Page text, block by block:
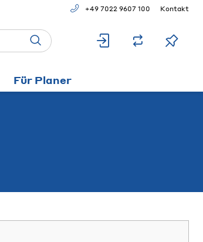
+49 7022 9607 100 Kontakt
Für Planer